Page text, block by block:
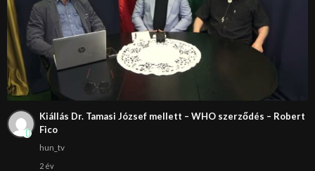
Kiállás Dr. Tamasi József mellett – WHO szerződés – Robert
Fico
hun_tv
2 év